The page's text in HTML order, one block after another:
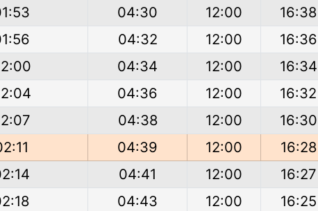
04:30 12:00 16:38
04:32 12:00 16:36
04:34 12:00 16:34
04:36 12:00 16:32
04:38 12:00 16:30
04:39 12:00 16:28
04:41 12:00 16:27
04:43 12:00 16:25